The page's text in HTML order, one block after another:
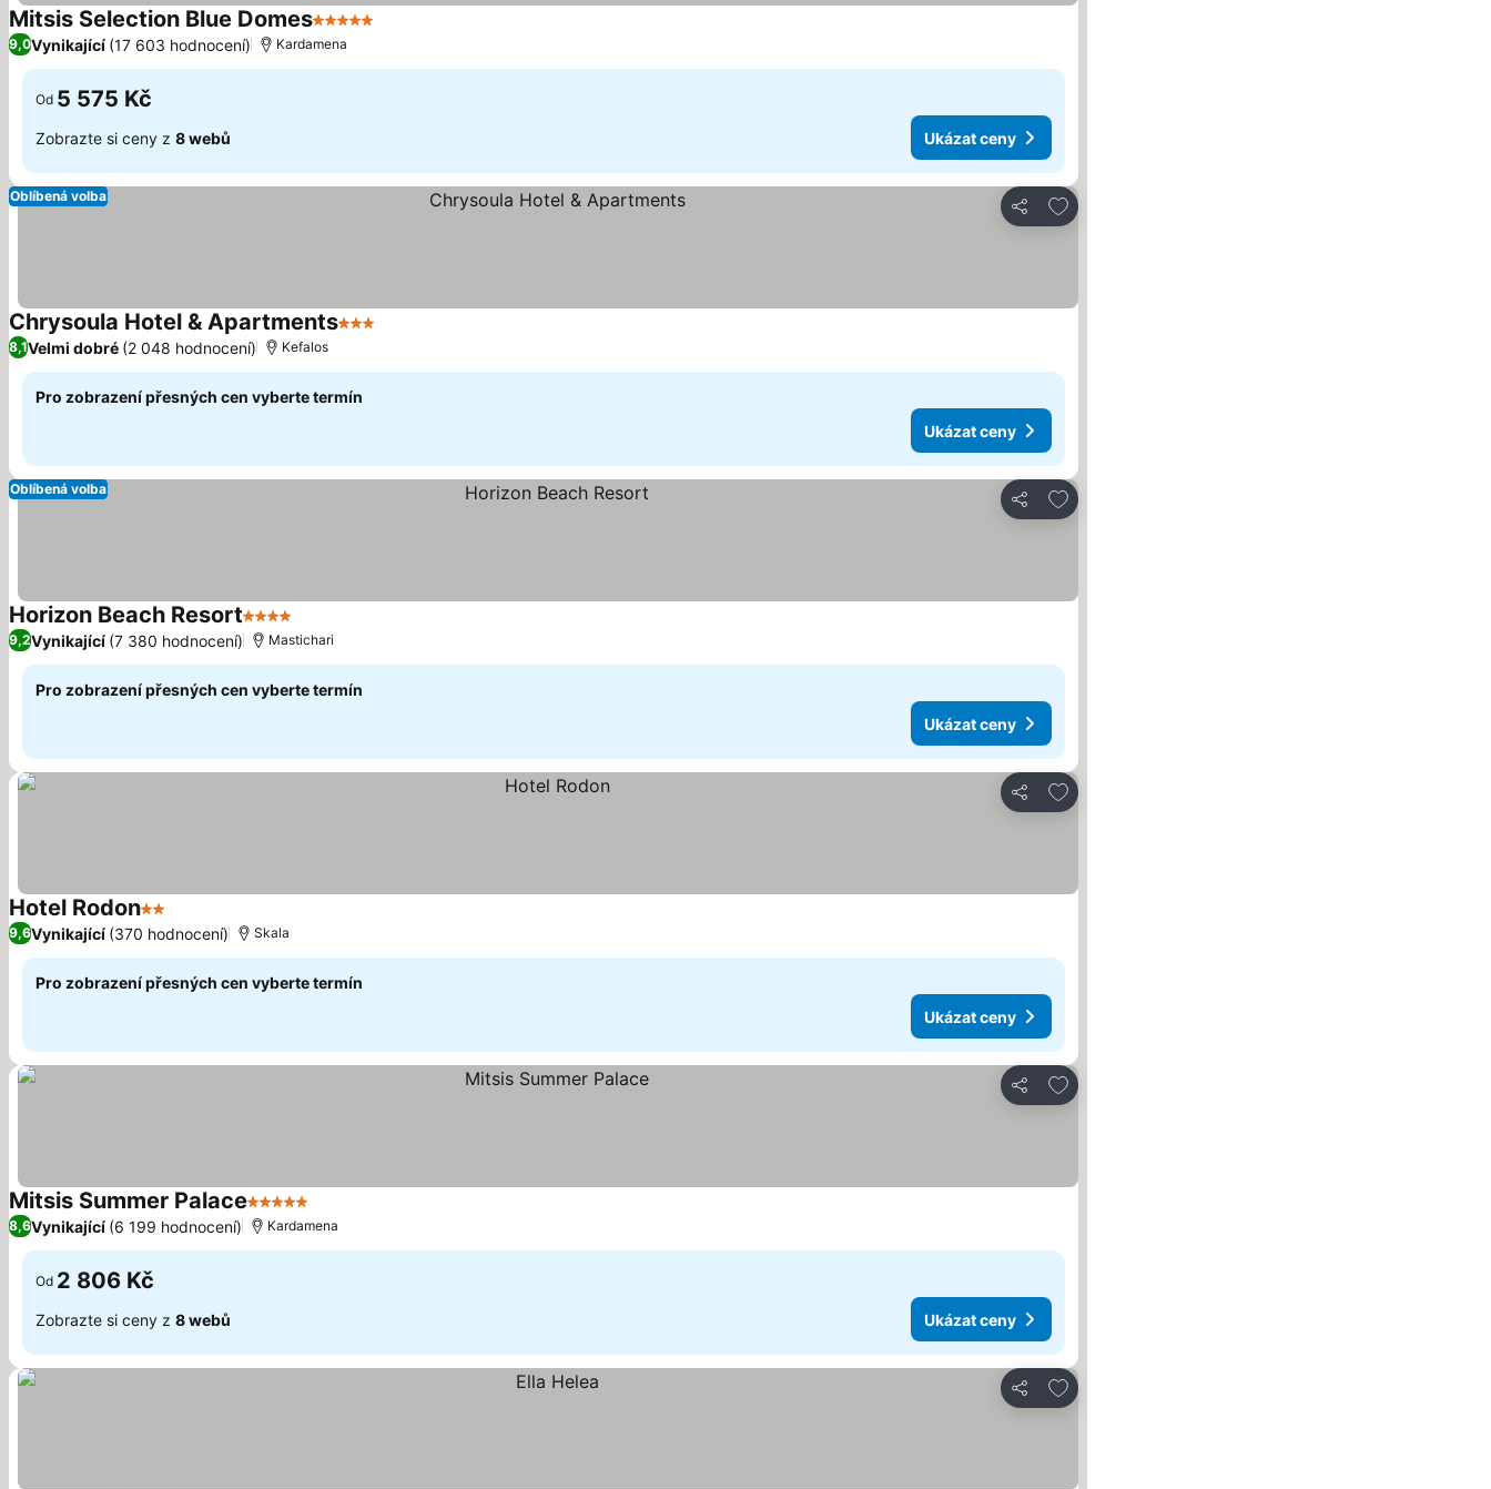
Mitsis Selection Blue Domes5 Počet hvězdiček
9,0Vynikající (17 603 hodnocení) Kardamena
Od 5 575 Kč
Zobrazte si ceny z 8 webů Ukázat ceny
Sdílet
Přidat na seznam oblíbených hotelů
Oblíbená volba
Chrysoula Hotel & Apartments3 Počet hvězdiček
8,1Velmi dobré (2 048 hodnocení) Kefalos
Pro zobrazení přesných cen vyberte termín
Ukázat ceny
Sdílet
Přidat na seznam oblíbených hotelů
Oblíbená volba
Horizon Beach Resort4 Počet hvězdiček
9,2Vynikající (7 380 hodnocení) Mastichari
Pro zobrazení přesných cen vyberte termín
Ukázat ceny
Sdílet
Přidat na seznam oblíbených hotelů
Hotel Rodon2 Počet hvězdiček
9,6Vynikající (370 hodnocení) Skala
Pro zobrazení přesných cen vyberte termín
Ukázat ceny
Sdílet
Přidat na seznam oblíbených hotelů
Mitsis Summer Palace5 Počet hvězdiček
8,6Vynikající (6 199 hodnocení) Kardamena
Od 2 806 Kč
Zobrazte si ceny z 8 webů Ukázat ceny
Sdílet
Přidat na seznam oblíbených hotelů